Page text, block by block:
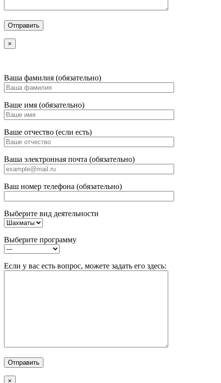
×
Ваша фамилия (обязательно)
Ваше имя (обязательно)
Ваше отчество (если есть)
Ваша электронная почта (обязательно)
Ваш номер телефона (обязательно)
Выберите вид деятельности
Выберите программу
Если у вас есть вопрос, можете задать его здесь:
×